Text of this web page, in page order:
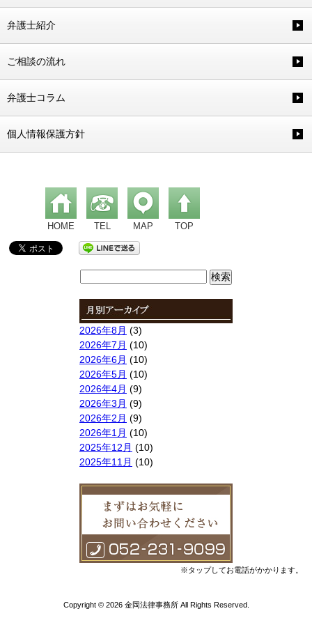
弁護士紹介
ご相談の流れ
弁護士コラム
個人情報保護方針
HOME TEL MAP TOP
2026年8月 (3)
2026年7月 (10)
2026年6月 (10)
2026年5月 (10)
2026年4月 (9)
2026年3月 (9)
2026年2月 (9)
2026年1月 (10)
2025年12月 (10)
2025年11月 (10)
2025年8月(9)
2025年7月(10)
2025年6月(10)
2025年5月(10)
2025年4月(10)
2025年1月(8)
※タップしてお電話がかかります。
Copyright © 2026 金岡法律事務所 All Rights Reserved.